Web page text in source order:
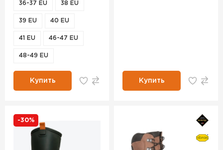
36-37 EU 38 EU
39 EU 40 EU
41 EU 46-47 EU
48-49 EU
Купить Купить
-30%